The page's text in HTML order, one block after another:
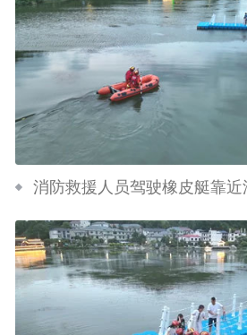
消防救援人员驾驶橡皮艇靠近